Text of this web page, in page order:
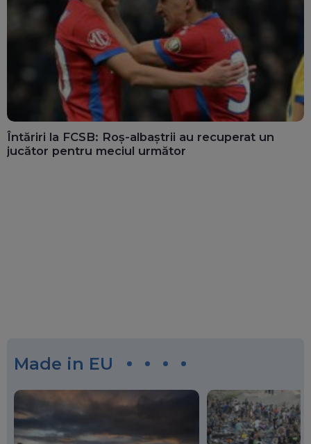
Întăriri la FCSB: Roș-albaștrii au recuperat un
jucător pentru meciul următor
Made in EU